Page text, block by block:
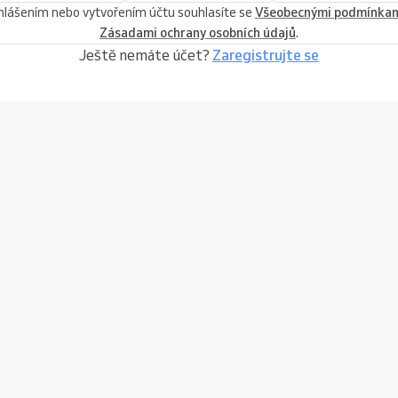
nebo vytvořením účtu souhlasíte se Všeobecnými
Zásadami ochrany osobních údajů.
Ještě nemáte účet? Zaregistrujte se